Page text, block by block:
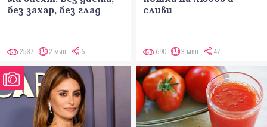
без захар, без глад
2537 2 мин 6
сливи
690 3 мин 47